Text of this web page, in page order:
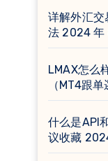
详解外汇交
法 2024 年
LMAX怎么
（MT4跟单
什么是API
议收藏